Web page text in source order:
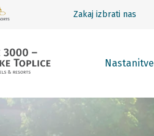
Zakaj izbrati nas
Nastanitve